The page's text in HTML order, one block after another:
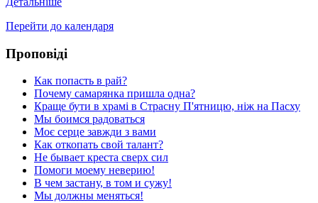
Перейти до календаря
Проповіді
Как попасть в рай?
Почему самарянка пришла одна?
Краще бути в храмі в Страсну П'ятницю, ніж на Пасху
Мы боимся радоваться
Моє серце завжди з вами
Как откопать свой талант?
Не бывает креста сверх сил
Помоги моему неверию!
В чем застану, в том и сужу!
Мы должны меняться!